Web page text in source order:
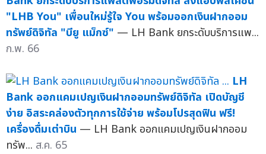
"LHB You" เพื่อนใหม่รู้ใจ You พร้อมออกเงินฝากออม
ทรัพย์ดิจิทัล "บียู แม็กซ์" — LH Bank ยกระดับบริการแพ...
ก.พ. 66
LH
Bank ออกแคมเปญเงินฝากออมทรัพย์ดิจิทัล เปิดบัญชี
ง่าย อิสระคล่องตัวทุกการใช้จ่าย พร้อมโปรสุดฟิน ฟรี!
เครื่องดื่มเต่าบิน — LH Bank ออกแคมเปญเงินฝากออม
ทรัพ... ส.ค. 65